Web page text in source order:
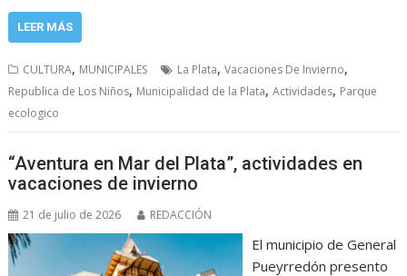
LEER MÁS
CULTURA, MUNICIPALES La Plata,Vacaciones De Invierno,
Republica de Los Niños, Municipalidad de la Plata,Actividades, Parque
ecologico
“Aventura en Mar del Plata”, actividades en
vacaciones de invierno
21 de julio de 2026 REDACCIÓN
El municipio de General
Pueyrredón presento